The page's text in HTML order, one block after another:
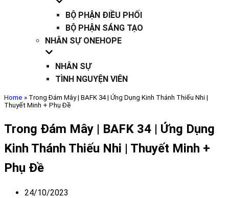
BỘ PHẬN ĐIỀU PHỐI
BỘ PHẬN SÁNG TẠO
NHÂN SỰ ONEHOPE
NHÂN SỰ
TÌNH NGUYỆN VIÊN
Home » Trong Đám Mây | BAFK 34 | Ứng Dụng Kinh Thánh Thiếu Nhi |
Thuyết Minh + Phụ Đề
Trong Đám Mây | BAFK 34 | Ứng Dụng
Kinh Thánh Thiếu Nhi | Thuyết Minh +
Phụ Đề
24/10/2023